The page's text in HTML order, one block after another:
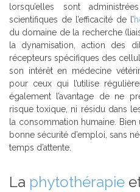
lorsqu’elles sont
scientifiques de l’efficacité de l’
du domaine de la recherche
la dynamisation, action des
récepteurs spécifiques des
son intérêt en médecine
pour ceux qui l’utilise
également l’avantage de ne
risque toxique, ni résidu dans
la consommation humaine.
bonne sécurité d’emploi, sans
temps d’attente.
La phytothérapie